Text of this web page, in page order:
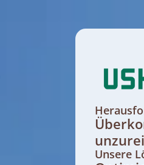
Unsere